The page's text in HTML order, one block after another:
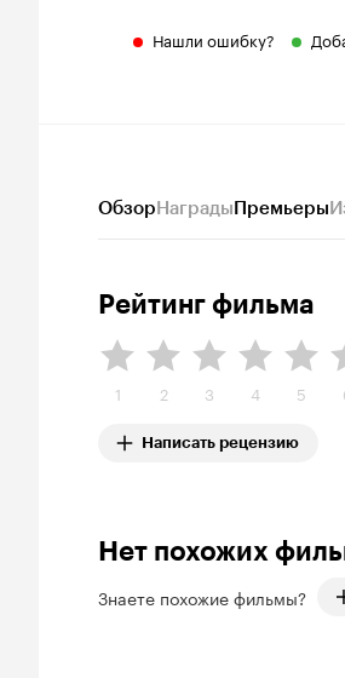
Нашли ошибку?
ОбзорНаградыПремьеры
Рейтинг фильма
1 2 3 4 5
Написать рецензию
Нет похожих
Знаете похожие фильмы?